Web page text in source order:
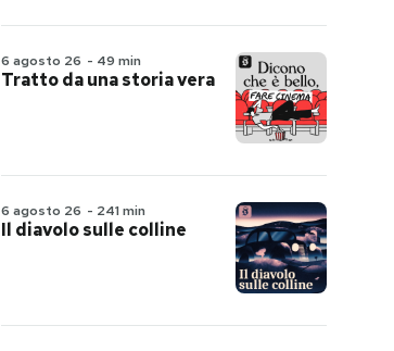
6 agosto 26 - 49 min
Tratto da una storia vera
6 agosto 26 - 241 min
Il diavolo sulle colline